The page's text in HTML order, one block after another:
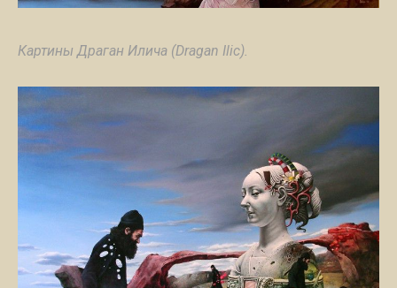
Картины Драган Илича (Dragan Ilic).